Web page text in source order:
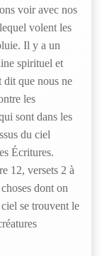
voir avec nos
volent les
Il y a un
spirituel et
dit que nous ne
les
sont dans les
du ciel
Écritures.
12, versets 2 à
dont on
se trouvent le